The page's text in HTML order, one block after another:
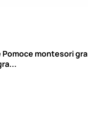
montesori gra